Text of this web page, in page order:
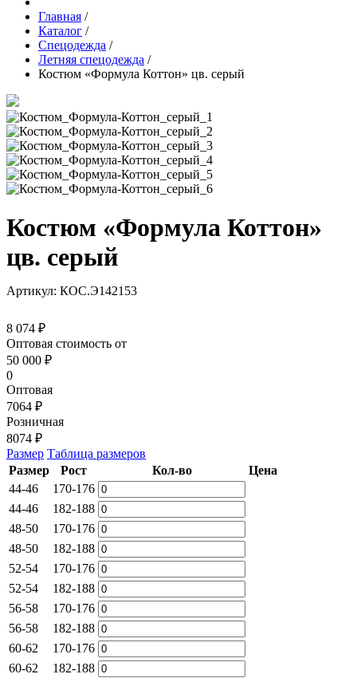
Главная /
Каталог /
Спецодежда /
Летняя спецодежда /
Костюм «Формула Коттон» цв. серый
Костюм «Формула Коттон»
цв. серый
Артикул: КОС.Э142153
8 074 ₽
Оптовая стоимость от
50 000 ₽
0
Оптовая
7064 ₽
Розничная
8074 ₽
Размер Таблица размеров
Размер
Рост Кол-во
Цена
44-46
170-176
44-46
182-188
48-50
170-176
48-50
182-188
52-54
170-176
52-54
182-188
56-58
170-176
56-58
182-188
60-62
170-176
60-62
182-188